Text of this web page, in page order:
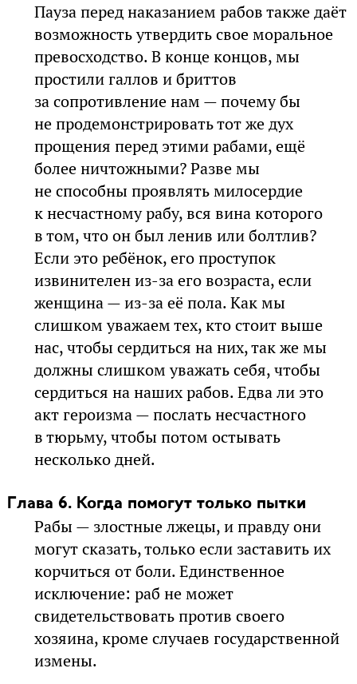
Пауза перед наказанием рабов также даёт
возможность утвердить свое моральное
превосходство. В конце концов, мы
простили галлов и бриттов
за сопротивление нам — почему бы
не продемонстрировать тот же дух
прощения перед этими рабами, ещё
более ничтожными? Разве мы
не способны проявлять милосердие
к несчастному рабу, вся вина которого
в том, что он был ленив или болтлив?
Если это ребёнок, его проступок
извинителен из-за его возраста, если
женщина — из-за её пола. Как мы
слишком уважаем тех, кто стоит выше
нас, чтобы сердиться на них, так же мы
должны слишком уважать себя, чтобы
сердиться на наших рабов. Едва ли это
акт героизма — послать несчастного
в тюрьму, чтобы потом остывать
несколько дней.
Глава 6. Когда помогут только пытки
Рабы — злостные лжецы, и правду они
могут сказать, только если заставить их
корчиться от боли. Единственное
исключение: раб не может
свидетельствовать против своего
хозяина, кроме случаев государственной
измены.